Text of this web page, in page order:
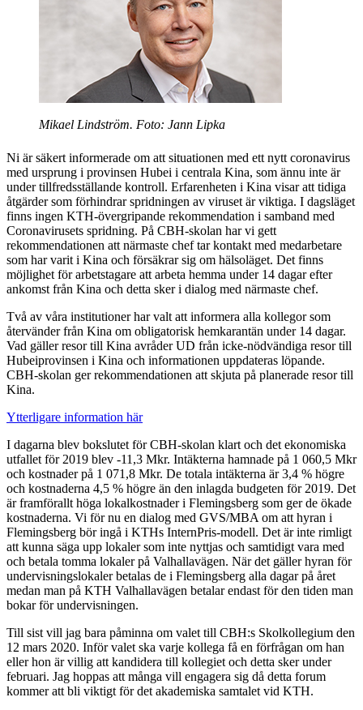
Mikael Lindström. Foto: Jann Lipka
Ni är säkert informerade om att situationen med ett nytt coronavirus
med ursprung i provinsen Hubei i centrala Kina, som ännu inte är
under tillfredsställande kontroll. Erfarenheten i Kina visar att tidiga
åtgärder som förhindrar spridningen av viruset är viktiga. I dagsläget
finns ingen KTH-övergripande rekommendation i samband med
Coronavirusets spridning. På CBH-skolan har vi gett
rekommendationen att närmaste chef tar kontakt med medarbetare
som har varit i Kina och försäkrar sig om hälsoläget. Det finns
möjlighet för arbetstagare att arbeta hemma under 14 dagar efter
ankomst från Kina och detta sker i dialog med närmaste chef.
Två av våra institutioner har valt att informera alla kollegor som
återvänder från Kina om obligatorisk hemkarantän under 14 dagar.
Vad gäller resor till Kina avråder UD från icke-nödvändiga resor till
Hubeiprovinsen i Kina och informationen uppdateras löpande.
CBH-skolan ger rekommendationen att skjuta på planerade resor till
Kina.
Ytterligare information här
I dagarna blev bokslutet för CBH-skolan klart och det ekonomiska
utfallet för 2019 blev -11,3 Mkr. Intäkterna hamnade på 1 060,5 Mkr
och kostnader på 1 071,8 Mkr. De totala intäkterna är 3,4 % högre
och kostnaderna 4,5 % högre än den inlagda budgeten för 2019. Det
är framförallt höga lokalkostnader i Flemingsberg som ger de ökade
kostnaderna. Vi för nu en dialog med GVS/MBA om att hyran i
Flemingsberg bör ingå i KTHs InternPris-modell. Det är inte rimligt
att kunna säga upp lokaler som inte nyttjas och samtidigt vara med
och betala tomma lokaler på Valhallavägen. När det gäller hyran för
undervisningslokaler betalas de i Flemingsberg alla dagar på året
medan man på KTH Valhallavägen betalar endast för den tiden man
bokar för undervisningen.
Till sist vill jag bara påminna om valet till CBH:s Skolkollegium den
12 mars 2020. Inför valet ska varje kollega få en förfrågan om han
eller hon är villig att kandidera till kollegiet och detta sker under
februari. Jag hoppas att många vill engagera sig då detta forum
kommer att bli viktigt för det akademiska samtalet vid KTH.